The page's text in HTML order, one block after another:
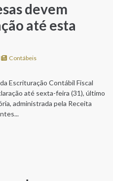
devem
até esta
Contábeis
Escrituração Contábil Fiscal
até sexta-feira (31), último
administrada pela Receita